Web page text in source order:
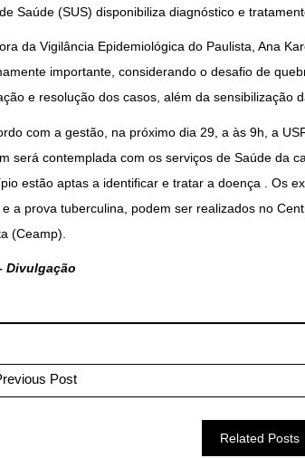
Saúde (SUS) disponibiliza diagnóstico e
da Vigilância Epidemiológica do Paulista, Ana
importante, considerando o desafio de
e resolução dos casos, além da sensibilização
com a gestão, na próximo dia 29, a às 9h, a
será contemplada com os serviços de Saúde da
estão aptas a identificar e tratar a doença . Os
e a prova tuberculina, podem ser realizados no
(Ceamp).
Divulgação
Post
Related Posts